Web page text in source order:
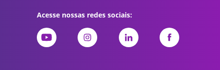
Acesse nossas redes sociais: